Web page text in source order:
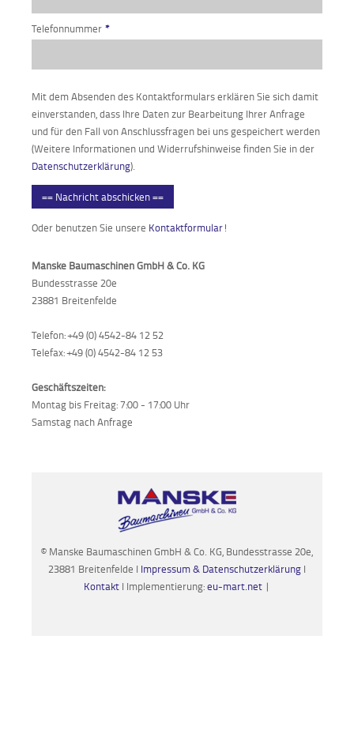
Telefonnummer *
Mit dem Absenden des Kontaktformulars erklären Sie sich damit
einverstanden, dass Ihre Daten zur Bearbeitung Ihrer Anfrage
und für den Fall von Anschlussfragen bei uns gespeichert werden
(Weitere Informationen und Widerrufshinweise finden Sie in der
Datenschutzerklärung).
== Nachricht abschicken ==
Oder benutzen Sie unsere Kontaktformular!
Manske Baumaschinen GmbH & Co. KG
Bundesstrasse 20e
23881 Breitenfelde
Telefon: +49 (0) 4542-84 12 52
Telefax: +49 (0) 4542-84 12 53
Geschäftszeiten:
Montag bis Freitag: 7:00 - 17:00 Uhr
Samstag nach Anfrage
© Manske Baumaschinen GmbH & Co. KG, Bundesstrasse 20e,
23881 Breitenfelde I Impressum & Datenschutzerklärung I
Kontakt I Implementierung:eu-mart.net |